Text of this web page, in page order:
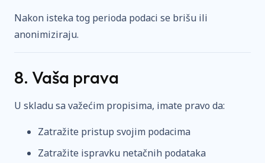
Nakon isteka tog perioda podaci se brišu ili
anonimiziraju.
8. Vaša prava
U skladu sa važećim propisima, imate pravo da:
Zatražite pristup svojim podacima
Zatražite ispravku netačnih podataka